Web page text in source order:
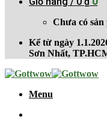
Chưa có
Kể từ ngày
Sơn Nhất,
Menu